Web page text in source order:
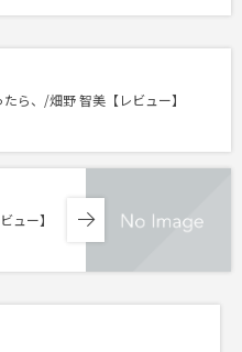
ら、/畑野 智美【レビュー】
ュー】